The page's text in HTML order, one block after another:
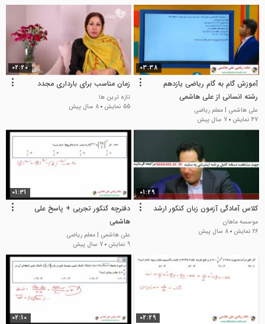
03:38
آموزش گام به گام ریاضی یازدهم
رشته انسانی از علی هاشمی
علی هاشمی | معلم ریاضی
47 نمایش
7 سال پیش
02:20
زمان مناسب برای بارداری مجدد
تازه ترین ها
55 نمایش
8 سال پیش
01:29
کلاس آمادگی آزمون زبان کنکور ارشد
موسسه ماهان
26 نمایش
8 سال پیش
01:31
دفترچه کنکور تجربی + پاسخ علی
هاشمی
علی هاشمی | معلم ریاضی
9 نمایش
7 سال پیش
02:29
02:10